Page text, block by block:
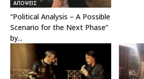
ΑΠΟΨΕΙΣ
“Political Analysis – A Possible
Scenario for the Next Phase”
by...